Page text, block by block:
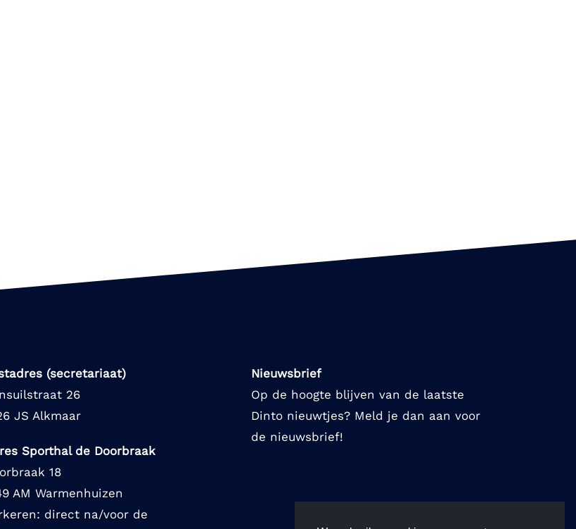
(secretariaat)
26
JS Alkmaar
Sporthal de Doorbraak
18
AM Warmenhuizen
direct na/voor de
Nieuwsbrief
Op de hoogte blijven van de laatste
Dinto nieuwtjes? Meld je dan aan voor
de nieuwsbrief!